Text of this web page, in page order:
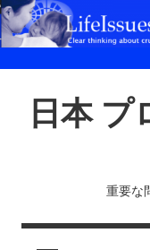
Skip
to
日本 プ
重要な